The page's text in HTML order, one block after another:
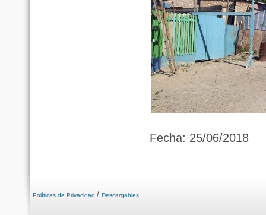
Fecha: 25/06/2018
Políticas de Privacidad / Descargables